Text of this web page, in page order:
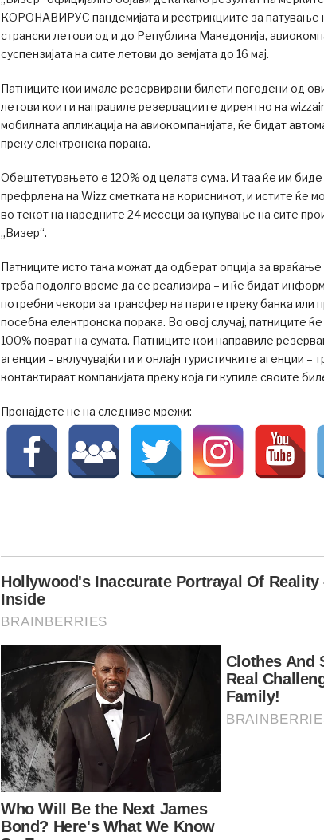
КОРОНАВИРУС пандемијата и рестрикциите за патување
странски летови од и до Република Македонија,
суспензијата на сите летови до земјата до 16 мај.
Патниците кои имале резервирани билети погодени од
летови кои ги направиле резервациите директно на
мобилната апликација на авиокомпанијата, ќе бидат
преку електронска порака.
Обештетувањето е 120% од целата сума. И таа ќе им бидe
префрлена на Wizz сметката на корисникот, и истите ќе
во текот на наредните 24 месеци за купување на сите
„Визер“.
Патниците исто така можат да одберат опција за враќање
треба подолго време да се реализира – и ќе бидат
потребни чекори за трансфер на парите преку банка или
посебна електронска порака. Во овој случај, патниците
100% поврат на сумата. Патниците кои направиле
агенции – вклучувајќи ги и онлајн туристичките агенции –
контактираат компанијата преку која ги купиле своите
Пронајдете не на следниве мрежи: